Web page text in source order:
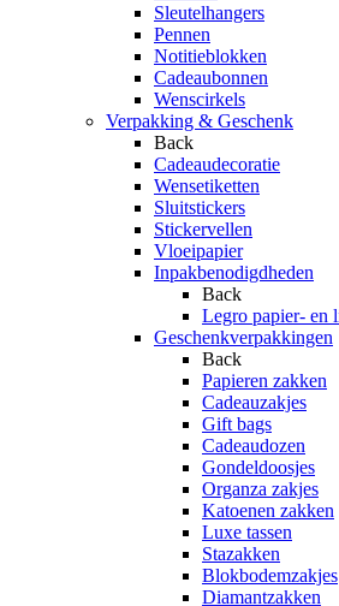
Sleutelhangers
Pennen
Notitieblokken
Cadeaubonnen
Wenscirkels
Verpakking & Geschenk
Back
Cadeaudecoratie
Wensetiketten
Sluitstickers
Stickervellen
Vloeipapier
Inpakbenodigdheden
Back
Legro papier- en
Geschenkverpakkingen
Back
Papieren zakken
Cadeauzakjes
Gift bags
Cadeaudozen
Gondeldoosjes
Organza zakjes
Katoenen zakken
Luxe tassen
Stazakken
Blokbodemzakjes
Diamantzakken